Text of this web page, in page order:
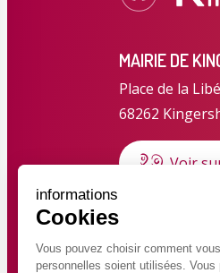
informations
Cookies
Vous pouvez choisir comment
personnelles soient utilisées. Vous
MAIRIE DE
Place de la
68262
Voir
Horaires d'été